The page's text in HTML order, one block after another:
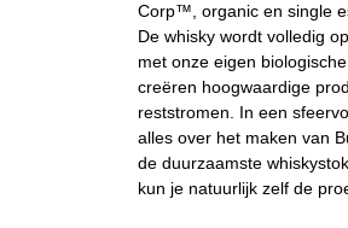
Corp™, organic en single
De whisky wordt volledig
met onze eigen
creëren hoogwaardige
reststromen. In een
alles over het maken van
de duurzaamste
kun je natuurlijk zelf de